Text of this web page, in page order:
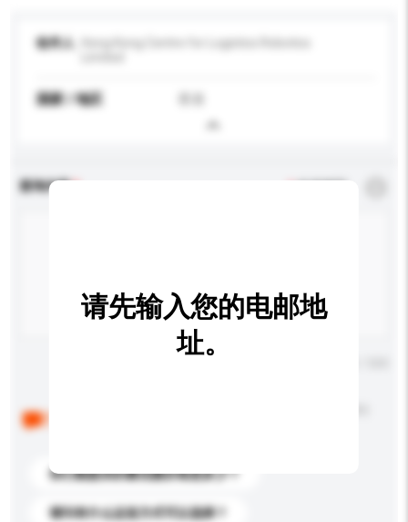
收件人
国家 / 地区
查询内容
你们能提供的最优惠价格是多少？
请问有什么运送方式可以选择？
请先输入您的电邮地
址。